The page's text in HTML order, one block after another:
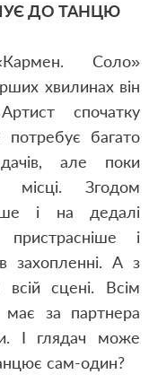
ДО ТАНЦЮ
Соло»
хвилинах він
спочатку
багато
але поки
місці. Згодом
і на дедалі
і
захопленні. А з
сцені. Всім
за партнера
І глядач може
сам-один?